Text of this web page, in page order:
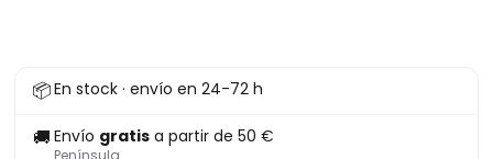
📦En stock · envío en 24-72 h
🚚 Envío gratis a partir de 50 €
Península
Scarlet
Witch